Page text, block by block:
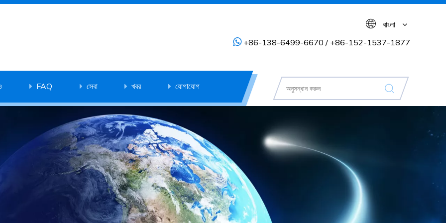
বাংলা
+86-138-6499-6670 / +86-152-1537-1877
FAQ সেবা খবর যোগাযোগ